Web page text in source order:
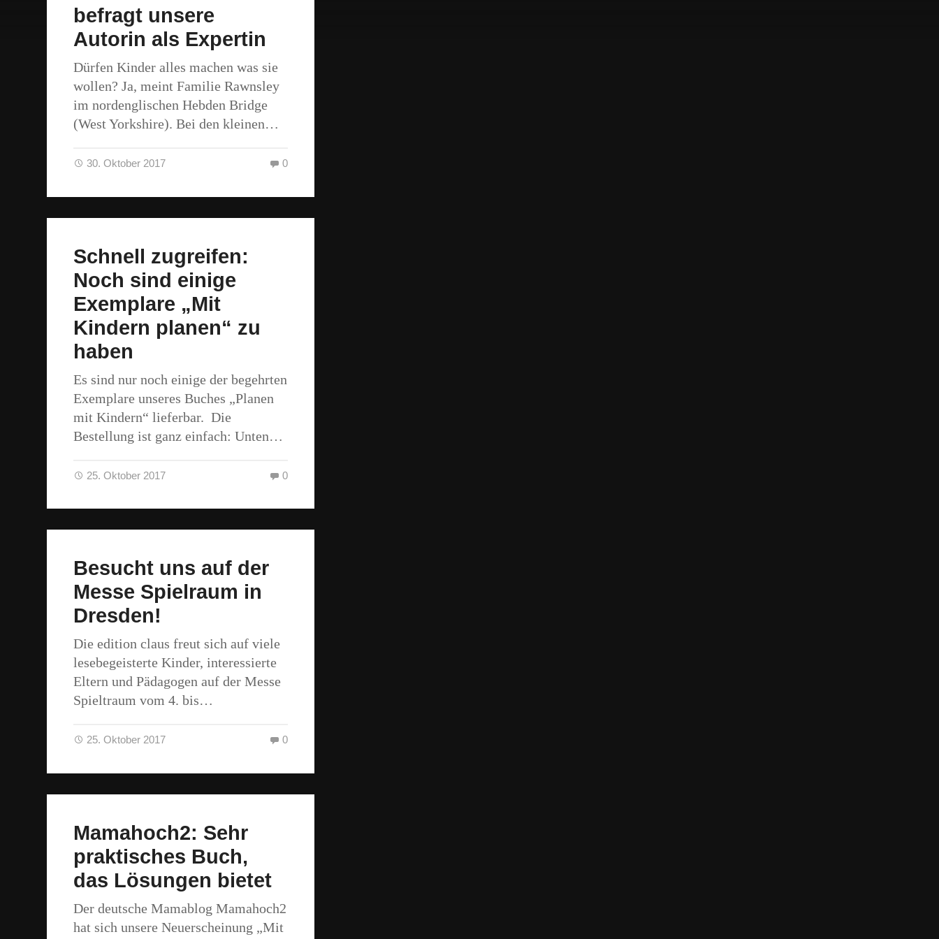
befragt unsere
Autorin als Expertin
Dürfen Kinder alles machen was sie
wollen? Ja, meint Familie Rawnsley
im nordenglischen Hebden Bridge
(West Yorkshire). Bei den kleinen…
30. Oktober 2017 0
Schnell zugreifen:
Noch sind einige
Exemplare „Mit
Kindern planen“ zu
haben
Es sind nur noch einige der begehrten
Exemplare unseres Buches „Planen
mit Kindern“ lieferbar. Die
Bestellung ist ganz einfach: Unten…
25. Oktober 2017 0
Besucht uns auf der
Messe Spielraum in
Dresden!
Die edition claus freut sich auf viele
lesebegeisterte Kinder, interessierte
Eltern und Pädagogen auf der Messe
Spieltraum vom 4. bis…
25. Oktober 2017 0
Mamahoch2: Sehr
praktisches Buch,
das Lösungen bietet
Der deutsche Mamablog Mamahoch2
hat sich unsere Neuerscheinung „Mit